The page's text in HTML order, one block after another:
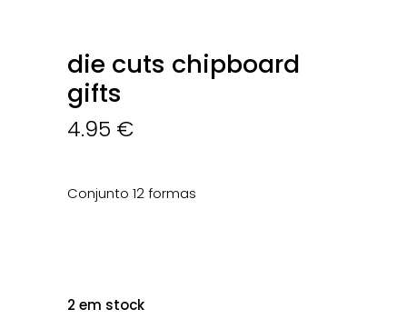
die cuts chipboard
gifts
4.95 €
Conjunto 12 formas
2 em stock